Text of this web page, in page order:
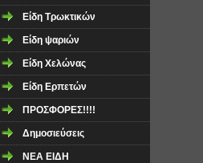
Είδη Τρωκτικών
Είδη ψαριών
Είδη Χελώνας
Είδη Ερπετών
ΠΡΟΣΦΟΡΕΣ!!!!
Δημοσιεύσεις
NEA EΙΔΗ